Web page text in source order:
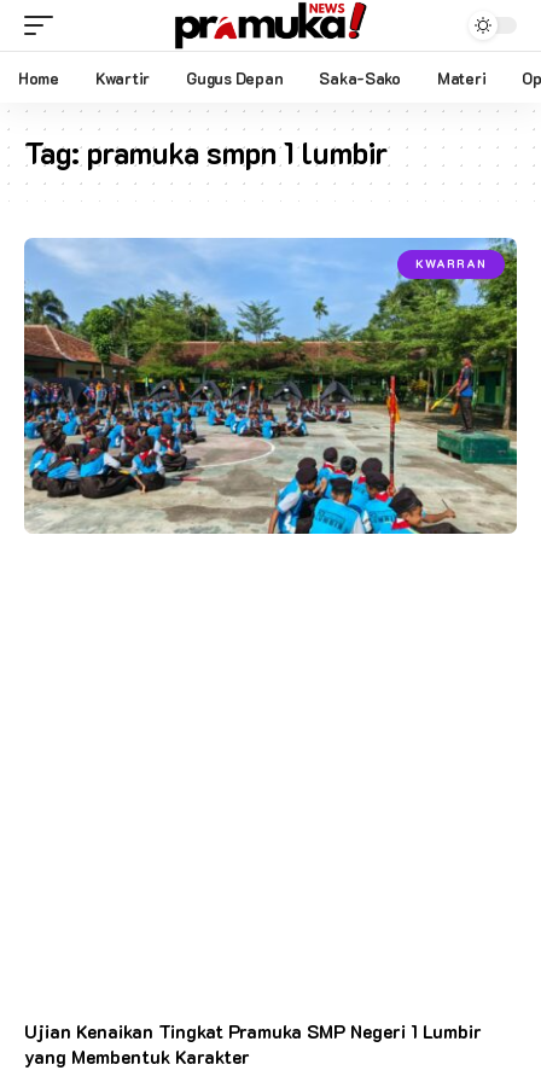
Home Kwartir Gugus Depan Saka-Sako Materi
Tag:pramuka smpn 1 lumbir
KWARRAN
Ujian Kenaikan Tingkat Pramuka SMP Negeri 1 Lumbir
yang Membentuk Karakter